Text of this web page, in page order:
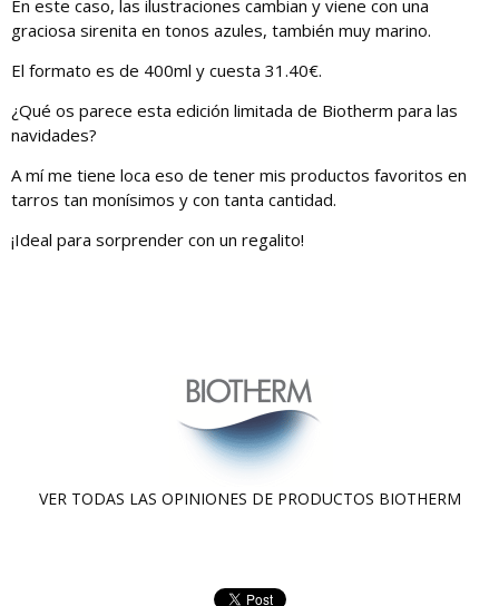
En este caso, las ilustraciones cambian y viene con una
graciosa sirenita en tonos azules, también muy marino.
El formato es de 400ml y cuesta 31.40€.
¿Qué os parece esta edición limitada de Biotherm para las
navidades?
A mí me tiene loca eso de tener mis productos favoritos en
tarros tan monísimos y con tanta cantidad.
¡Ideal para sorprender con un regalito!
VER TODAS LAS OPINIONES DE PRODUCTOS BIOTHERM